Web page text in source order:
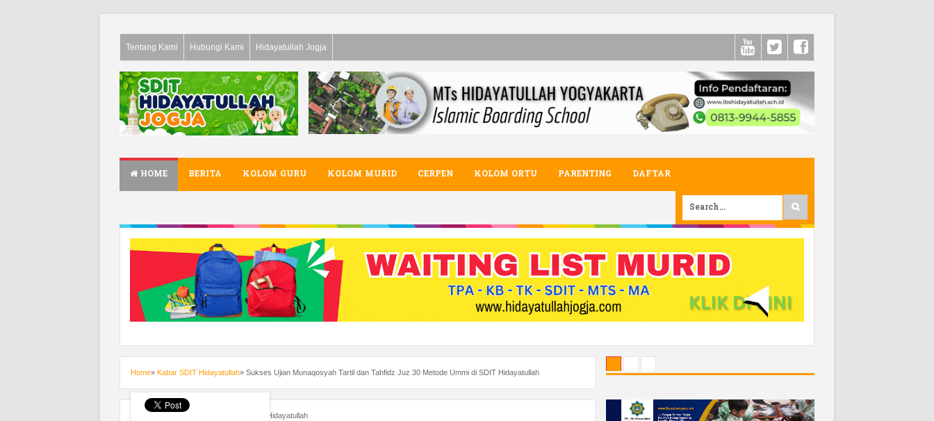
Tentang Kami Hubungi Kami Hidayatullah Jogja
HOME BERITA KOLOM GURU KOLOM MURID CERPEN KOLOM ORTU PARENTING DAFTAR
Home» Kabar SDIT Hidayatullah» Sukses Ujian Munaqosyah Tartil dan Tahfidz Juz 30 Metode Ummi di SDIT Hidayatullah
Kabar SDIT Hidayatullah